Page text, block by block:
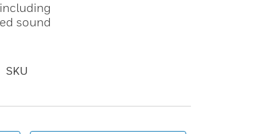
sound
SKU